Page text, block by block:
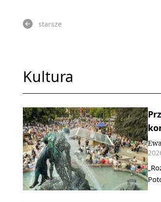
starsze
Kultura